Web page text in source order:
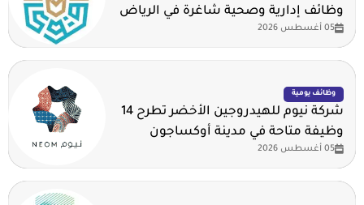
وظائف إدارية وصحية شاغرة في الرياض
05 أغسطس 2026
وظائف يومية
شركة نيوم للهيدروجين الأخضر تطرح 14
وظيفة متاحة في مدينة أوكساجون
05 أغسطس 2026